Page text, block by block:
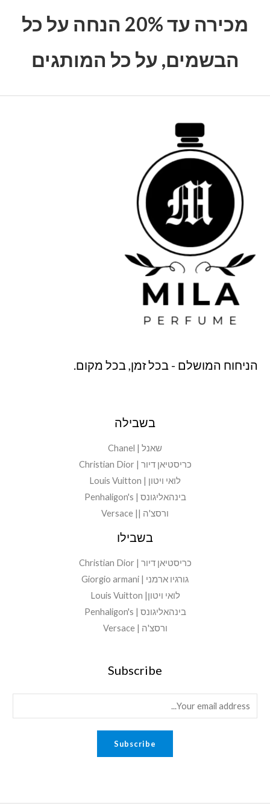
מכירה עד 20% הנחה על כל
הבשמים, על כל המותגים
הניחוח המושלם - בכל זמן, בכל מקום.
בשבילה
שאנל | Chanel
כריסטיאן דיור | Christian Dior
לואי ויטון | Louis Vuitton
בינהאליגונס | Penhaligon's
ורסצ'ה || Versace
בשבילו
כריסטיאן דיור | Christian Dior
גורגיו ארמני | Giorgio armani
לואי ויטון| Louis Vuitton
בינהאליגונס | Penhaligon's
ורסצ'ה | Versace
Subscribe
m
Subscribe